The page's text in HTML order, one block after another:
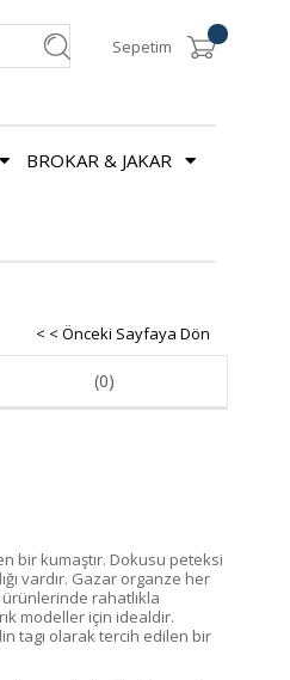
Sepetim
BROKAR & JAKAR
< < Önceki Sayfaya Dön
(0)
bir kumaştır. Dokusu peteksi
vardır. Gazar organze her
rahatlıkla
modeller için idealdir.
tagı olarak tercih edilen bir